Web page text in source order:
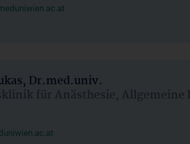
Dr.med.univ.
für Anästhesie,